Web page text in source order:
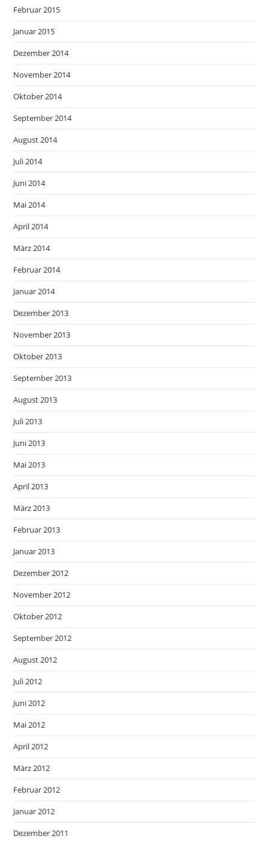
Februar 2015
Januar 2015
Dezember 2014
November 2014
Oktober 2014
September 2014
August 2014
Juli 2014
Juni 2014
Mai 2014
April 2014
März 2014
Februar 2014
Januar 2014
Dezember 2013
November 2013
Oktober 2013
September 2013
August 2013
Juli 2013
Juni 2013
Mai 2013
April 2013
März 2013
Februar 2013
Januar 2013
Dezember 2012
November 2012
Oktober 2012
September 2012
August 2012
Juli 2012
Juni 2012
Mai 2012
April 2012
März 2012
Februar 2012
Januar 2012
Dezember 2011